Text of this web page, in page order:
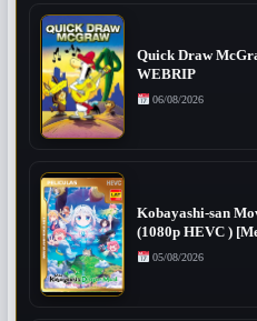
Quick Draw
WEBRIP
06/08/2026
Kobayashi-san
(1080p HEVC )
05/08/2026